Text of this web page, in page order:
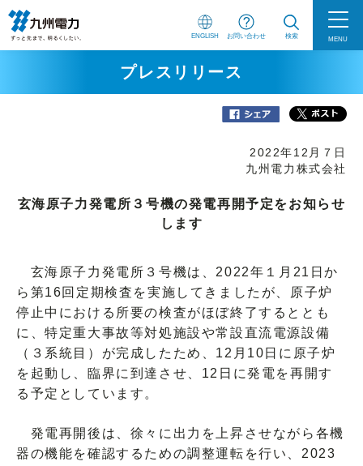
ENGLISH お問い合わせ 検索 MENU
プレスリリース
2022年12月７日
九州電力株式会社
玄海原子力発電所３号機の発電再開予定をお知らせ
します
玄海原子力発電所３号機は、2022年１月21日か
ら第16回定期検査を実施してきましたが、原子炉
停止中における所要の検査がほぼ終了するととも
に、特定重大事故等対処施設や常設直流電源設備
（３系統目）が完成したため、12月10日に原子炉
を起動し、臨界に到達させ、12日に発電を再開す
る予定としています。
発電再開後は、徐々に出力を上昇させながら各機
器の機能を確認するための調整運転を行い、2023